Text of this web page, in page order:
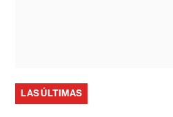
LAS ÚLTIMAS